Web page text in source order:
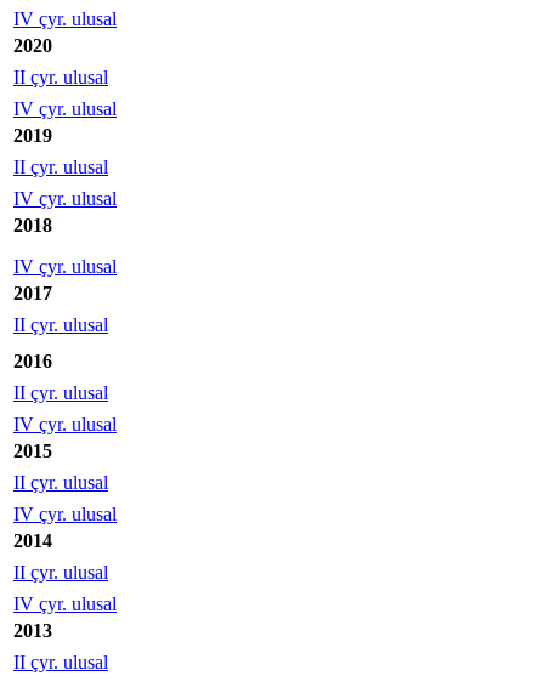
IV çyr. ulusal
2020
II çyr. ulusal
IV çyr. ulusal
2019
II çyr. ulusal
IV çyr. ulusal
2018
IV çyr. ulusal
2017
II çyr. ulusal
2016
II çyr. ulusal
IV çyr. ulusal
2015
II çyr. ulusal
IV çyr. ulusal
2014
II çyr. ulusal
IV çyr. ulusal
2013
II çyr. ulusal